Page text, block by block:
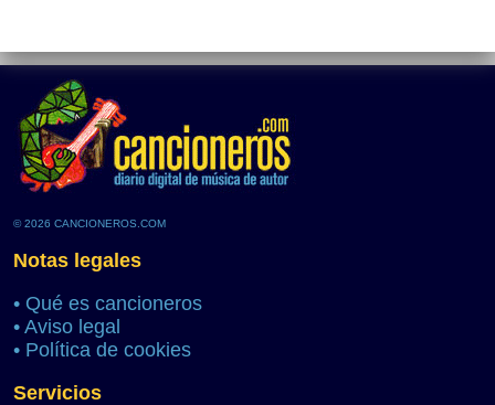
© 2026 CANCIONEROS.COM
Notas legales
• Qué es cancioneros
• Aviso legal
• Política de cookies
Servicios